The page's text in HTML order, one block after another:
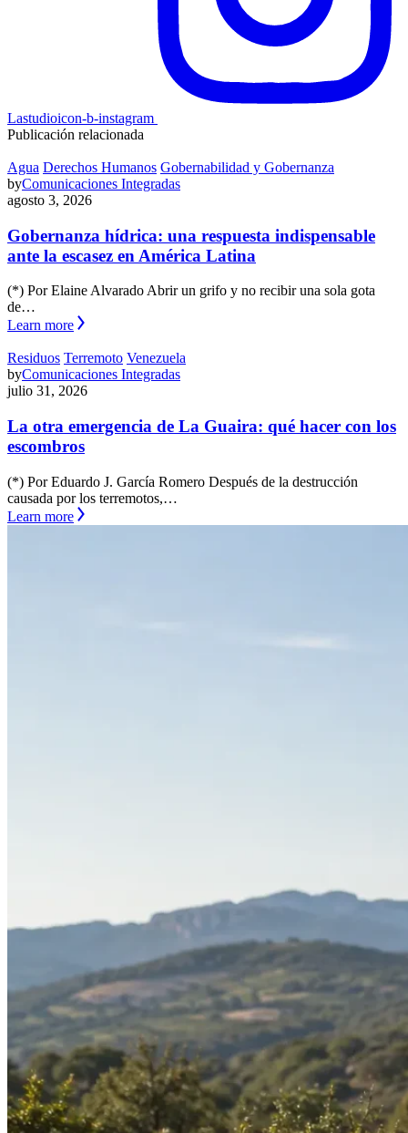
Lastudioicon-b-instagram
Publicación relacionada
Agua Derechos Humanos Gobernabilidad y Gobernanza
byComunicaciones Integradas
agosto 3, 2026
Gobernanza hídrica: una respuesta indispensable
ante la escasez en América Latina
(*) Por Elaine Alvarado Abrir un grifo y no recibir una sola gota
de…
Learn more
Residuos Terremoto Venezuela
byComunicaciones Integradas
julio 31, 2026
La otra emergencia de La Guaira: qué hacer con los
escombros
(*) Por Eduardo J. García Romero Después de la destrucción
causada por los terremotos,…
Learn more